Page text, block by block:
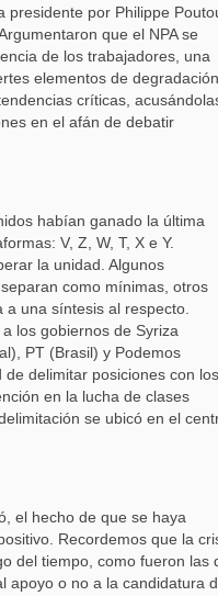
presidente por Philippe
que el NPA se
de los trabajadores, una
elementos de degradación
críticas,
en el afán de debatir
habían ganado la última
V, Z, W, T, X e Y.
la unidad. Algunos
como mínimas, otros
a una síntesis al respecto.
los gobiernos de Syriza
PT (Brasil) y Podemos
delimitar posiciones con los
en la lucha de clases
se ubicó en el
el hecho de que se haya
Recordemos que la
del tiempo, como fueron las
apoyo o no a la candidatura